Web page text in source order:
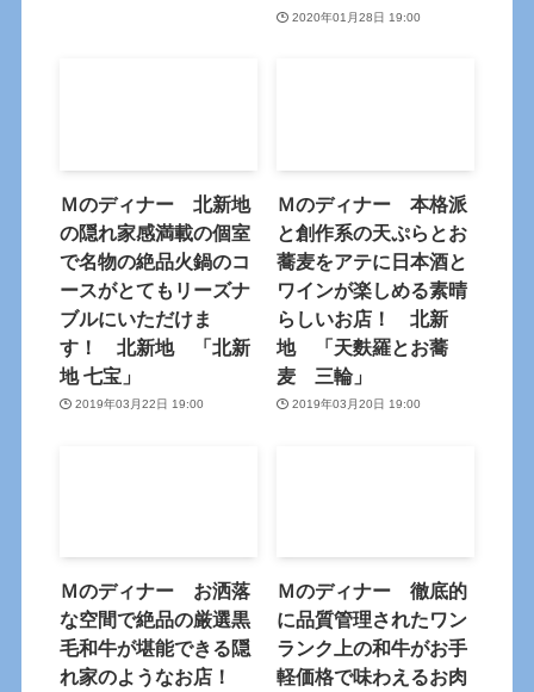
2020年01月28日 19:00
Ｍのディナー 北新地
の隠れ家感満載の個室
で名物の絶品火鍋のコ
ースがとてもリーズナ
ブルにいただけま
す！ 北新地 「北新
地 七宝」
2019年03月22日 19:00
Ｍのディナー 本格派
と創作系の天ぷらとお
蕎麦をアテに日本酒と
ワインが楽しめる素晴
らしいお店！ 北新
地 「天麩羅とお蕎
麦 三輪」
2019年03月20日 19:00
Ｍのディナー お洒落
な空間で絶品の厳選黒
毛和牛が堪能できる隠
れ家のようなお店！
Ｍのディナー 徹底的
に品質管理されたワン
ランク上の和牛がお手
軽価格で味わえるお肉